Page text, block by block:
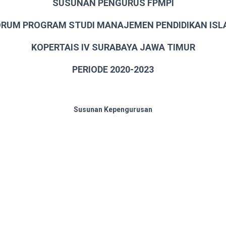
SUSUNAN PENGURUS FPMPI
PROGRAM STUDI MANAJEMEN PENDIDIKAN
KOPERTAIS IV SURABAYA JAWA TIMUR
PERIODE 2020-2023
Susunan Kepengurusan